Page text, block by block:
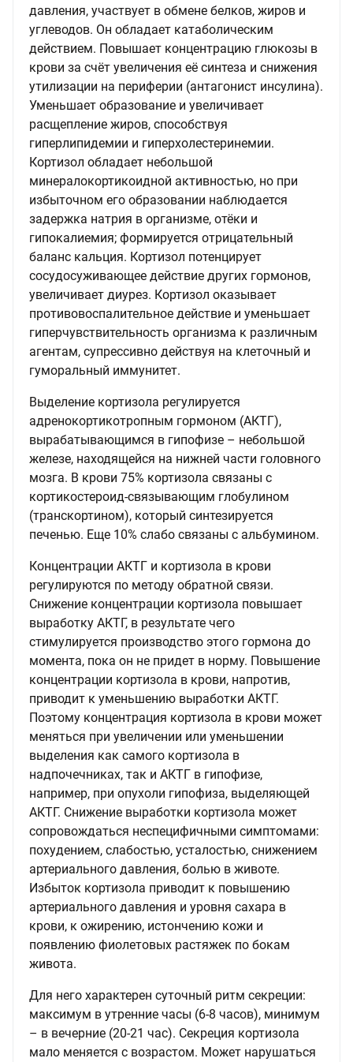
давления, участвует в обмене белков, жиров и
углеводов. Он обладает катаболическим
действием. Повышает концентрацию глюкозы в
крови за счёт увеличения её синтеза и снижения
утилизации на периферии (антагонист инсулина).
Уменьшает образование и увеличивает
расщепление жиров, способствуя
гиперлипидемии и гиперхолестеринемии.
Кортизол обладает небольшой
минералокортикоидной активностью, но при
избыточном его образовании наблюдается
задержка натрия в организме, отёки и
гипокалиемия; формируется отрицательный
баланс кальция. Кортизол потенцирует
сосудосуживающее действие других гормонов,
увеличивает диурез. Кортизол оказывает
противовоспалительное действие и уменьшает
гиперчувствительность организма к различным
агентам, супрессивно действуя на клеточный и
гуморальный иммунитет.
Выделение кортизола регулируется
адренокортикотропным гормоном (АКТГ),
вырабатывающимся в гипофизе – небольшой
железе, находящейся на нижней части головного
мозга. В крови 75% кортизола связаны с
кортикостероид-связывающим глобулином
(транскортином), который синтезируется
печенью. Еще 10% слабо связаны с альбумином.
Концентрации АКТГ и кортизола в крови
регулируются по методу обратной связи.
Снижение концентрации кортизола повышает
выработку АКТГ, в результате чего
стимулируется производство этого гормона до
момента, пока он не придет в норму. Повышение
концентрации кортизола в крови, напротив,
приводит к уменьшению выработки АКТГ.
Поэтому концентрация кортизола в крови может
меняться при увеличении или уменьшении
выделения как самого кортизола в
надпочечниках, так и АКТГ в гипофизе,
например, при опухоли гипофиза, выделяющей
АКТГ. Снижение выработки кортизола может
сопровождаться неспецифичными симптомами:
похудением, слабостью, усталостью, снижением
артериального давления, болью в животе.
Избыток кортизола приводит к повышению
артериального давления и уровня сахара в
крови, к ожирению, истончению кожи и
появлению фиолетовых растяжек по бокам
живота.
Для него характерен суточный ритм секреции:
максимум в утренние часы (6-8 часов), минимум
– в вечерние (20-21 час). Секреция кортизола
мало меняется с возрастом. Может нарушаться